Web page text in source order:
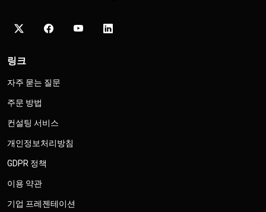
링크
자주 묻는 질문
주문 방법
컨설팅 서비스
개인정보처리방침
GDPR 정책
이용 약관
기업 프레젠테이션